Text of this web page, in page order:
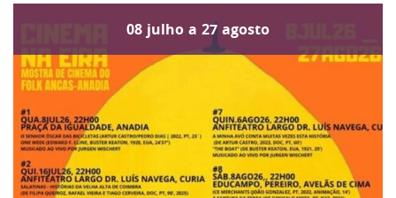
08 julho a 27 agosto